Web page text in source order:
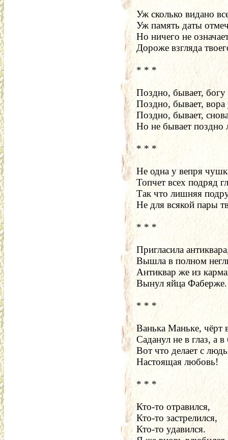
Уж сколько видано
Уж память даты
Но ничего не
Дороже взгляда
* * *
Поздно, бывает, богу
Поздно, бывает, вора
Поздно, бывает,
Но не бывает поздно
* * *
Не одна у вепря
Топчет всех подряд
Так что лишняя
Не для всякой пары
* * *
Пригласила
Вышла в полном
Антиквар же из
Вынул яйца Фаберже.
* * *
Ванька Маньке, чёрт
Саданул не в глаз, а
Вот что делает с
Настоящая любовь!
* * *
Кто-то отравился,
Кто-то застрелился,
Кто-то удавился.